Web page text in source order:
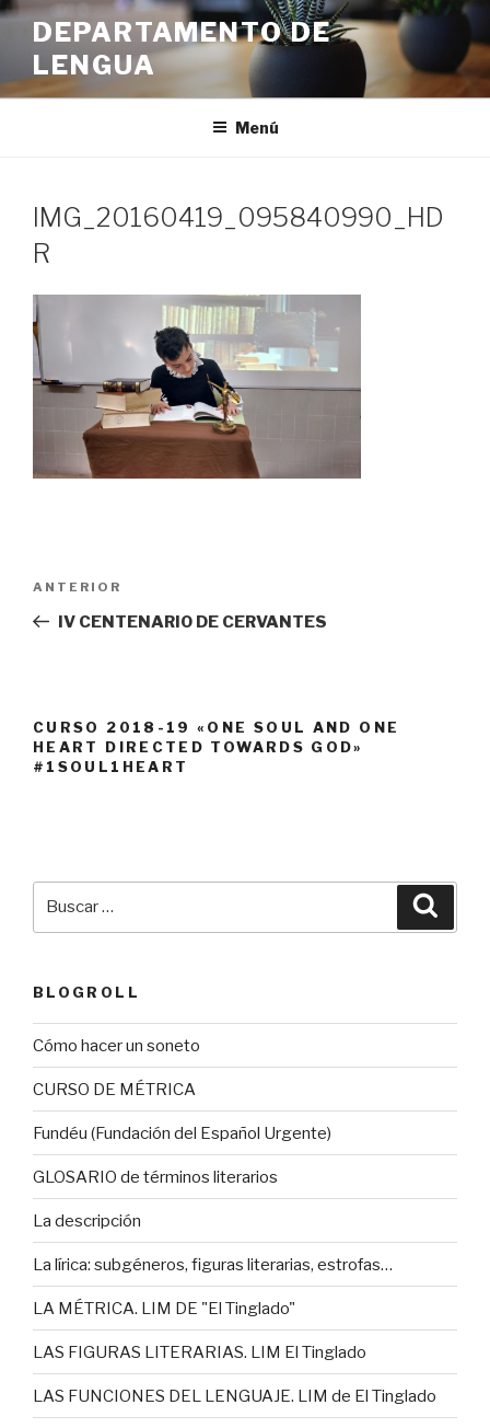
Ir
contenido
DEPARTAMENTO DE
LENGUA
Menú
IMG_20160419_095840990_HD
R
entradas
Entrada
anterior:
ANTERIOR
IV CENTENARIO DE CERVANTES
CURSO 2018-19 «ONE SOUL AND ONE
HEART DIRECTED TOWARDS GOD»
#1SOUL1HEART
BLOGROLL
Cómo hacer un soneto
CURSO DE MÉTRICA
Fundéu (Fundación del Español Urgente)
GLOSARIO de términos literarios
La descripción
La lírica: subgéneros, figuras literarias, estrofas…
LA MÉTRICA. LIM DE "El Tinglado"
LAS FIGURAS LITERARIAS. LIM El Tinglado
LAS FUNCIONES DEL LENGUAJE. LIM de El Tinglado